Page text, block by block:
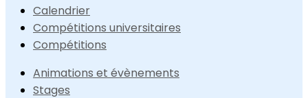
Calendrier
Compétitions universitaires
Compétitions
Animations et évènements
Stages